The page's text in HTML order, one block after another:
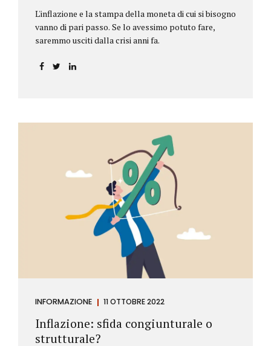
L'inflazione e la stampa della moneta di cui si bisogno
vanno di pari passo. Se lo avessimo potuto fare,
saremmo usciti dalla crisi anni fa.
INFORMAZIONE 11 OTTOBRE 2022
Inflazione: sfida congiunturale o
strutturale?